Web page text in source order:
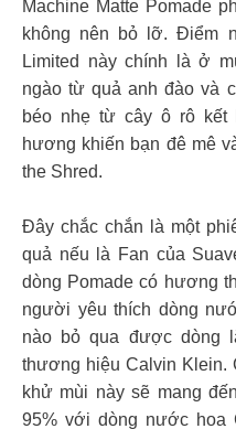
Machine Matte Pomade
không nên bỏ lỡ. Điểm
Limited này chính là ở
ngào từ quả anh đào và
béo nhẹ từ cây ô rô kết
hương khiến bạn đê mê
the Shred.
Đây chắc chắn là một
quả nếu là Fan của
dòng Pomade có hương
người yêu thích dòng
nào bỏ qua được dòng
thương hiệu Calvin Klein.
khử mùi này sẽ mang
95% với dòng nước hoa